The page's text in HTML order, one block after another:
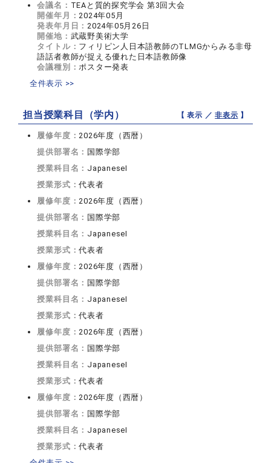
会議名： TEAと質的探究学会 第3回大会
開催年月：2024年05月
発表年月日：2024年05月26日
開催地： 武蔵野美術大学
タイトル： フィリピン人日本語教師のTLMGからみる非母
語話者教師が捉える優れた日本語教師像
会議種別：ポスター発表
全件表示 >>
担当授業科目（学内） 【 表示 ／非表示 】
履修年度：2026年度（西暦）
提供部署名： 国際学部
授業科目名： JapaneseI
授業形式：代表者
履修年度：2026年度（西暦）
提供部署名： 国際学部
授業科目名： JapaneseI
授業形式：代表者
履修年度：2026年度（西暦）
提供部署名： 国際学部
授業科目名： JapaneseI
授業形式：代表者
履修年度：2026年度（西暦）
提供部署名： 国際学部
授業科目名： JapaneseI
授業形式：代表者
履修年度：2026年度（西暦）
提供部署名： 国際学部
授業科目名： JapaneseI
授業形式：代表者